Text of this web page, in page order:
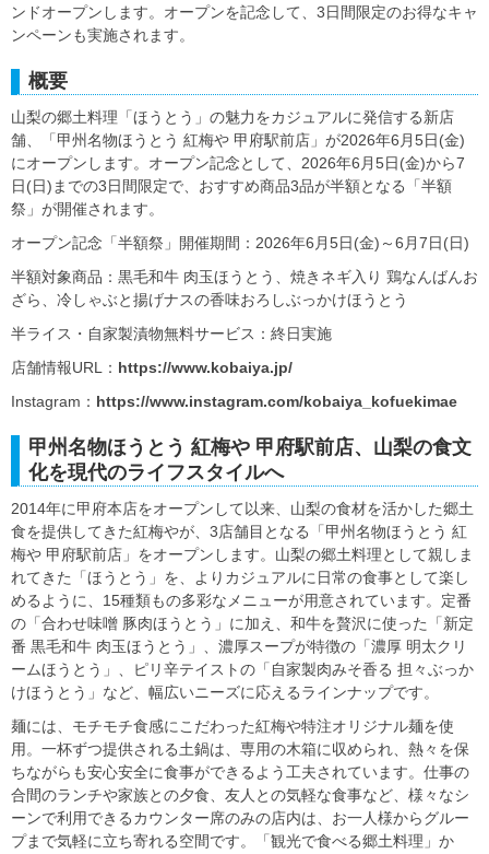
ンドオープンします。オープンを記念して、3日間限定のお得なキャ
ンペーンも実施されます。
概要
山梨の郷土料理「ほうとう」の魅力をカジュアルに発信する新店
舗、「甲州名物ほうとう 紅梅や 甲府駅前店」が2026年6月5日(金)
にオープンします。オープン記念として、2026年6月5日(金)から7
日(日)までの3日間限定で、おすすめ商品3品が半額となる「半額
祭」が開催されます。
オープン記念「半額祭」開催期間：2026年6月5日(金)～6月7日(日)
半額対象商品：黒毛和牛 肉玉ほうとう、焼きネギ入り 鶏なんばんお
ざら、冷しゃぶと揚げナスの香味おろしぶっかけほうとう
半ライス・自家製漬物無料サービス：終日実施
店舗情報URL： https://www.kobaiya.jp/
Instagram： https://www.instagram.com/kobaiya_kofuekimae
甲州名物ほうとう 紅梅や 甲府駅前店、山梨の食文
化を現代のライフスタイルへ
2014年に甲府本店をオープンして以来、山梨の食材を活かした郷土
食を提供してきた紅梅やが、3店舗目となる「甲州名物ほうとう 紅
梅や 甲府駅前店」をオープンします。山梨の郷土料理として親しま
れてきた「ほうとう」を、よりカジュアルに日常の食事として楽し
めるように、15種類もの多彩なメニューが用意されています。定番
の「合わせ味噌 豚肉ほうとう」に加え、和牛を贅沢に使った「新定
番 黒毛和牛 肉玉ほうとう」、濃厚スープが特徴の「濃厚 明太クリ
ームほうとう」、ピリ辛テイストの「自家製肉みそ香る 担々ぶっか
けほうとう」など、幅広いニーズに応えるラインナップです。
麺には、モチモチ食感にこだわった紅梅や特注オリジナル麺を使
用。一杯ずつ提供される土鍋は、専用の木箱に収められ、熱々を保
ちながらも安心安全に食事ができるよう工夫されています。仕事の
合間のランチや家族との夕食、友人との気軽な食事など、様々なシ
ーンで利用できるカウンター席のみの店内は、お一人様からグルー
プまで気軽に立ち寄れる空間です。「観光で食べる郷土料理」か